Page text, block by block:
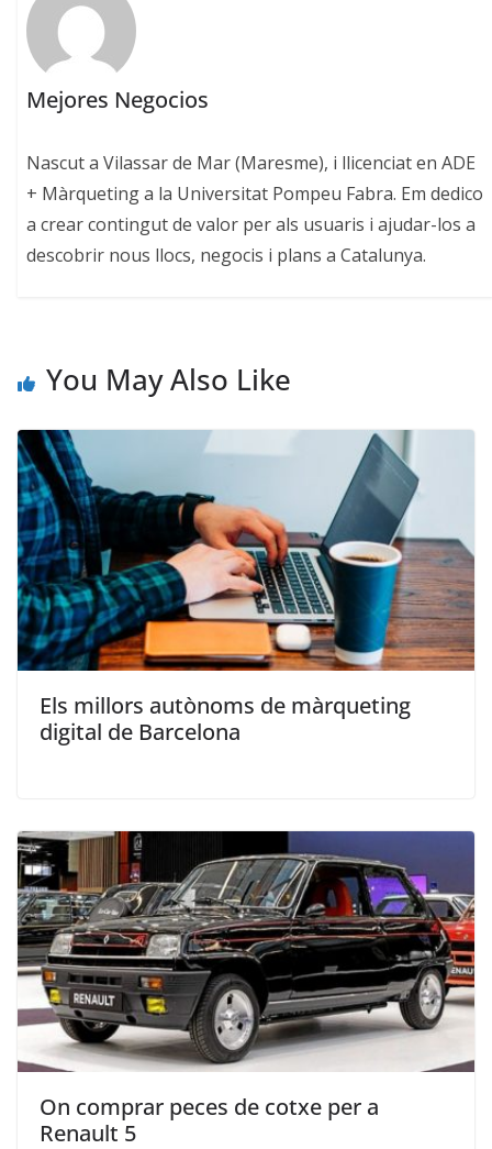
Mejores Negocios
Nascut a Vilassar de Mar (Maresme), i llicenciat en ADE
+ Màrqueting a la Universitat Pompeu Fabra. Em dedico
a crear contingut de valor per als usuaris i ajudar-los a
descobrir nous llocs, negocis i plans a Catalunya.
You May Also Like
Els millors autònoms de màrqueting
digital de Barcelona
On comprar peces de cotxe per a
Renault 5